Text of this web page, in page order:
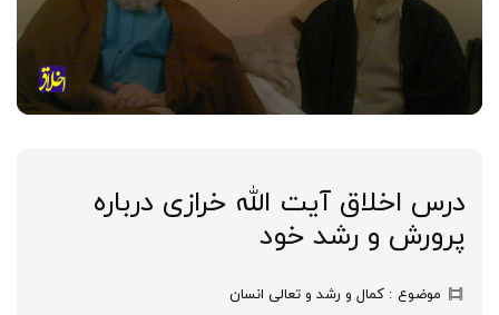
درس اخلاق آیت الله خرازی درباره
پرورش و رشد خود
موضوع
کمال و رشد و تعالی انسان